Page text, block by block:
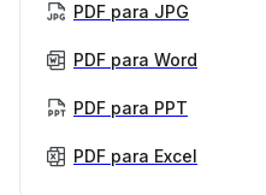
PDF para JPG
PDF para Word
PDF para PPT
PDF para Excel